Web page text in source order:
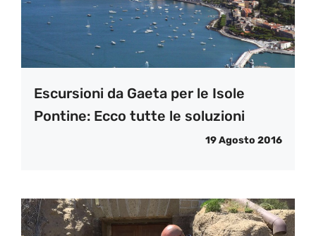
Escursioni da Gaeta per le Isole
Pontine: Ecco tutte le soluzioni
19 Agosto 2016